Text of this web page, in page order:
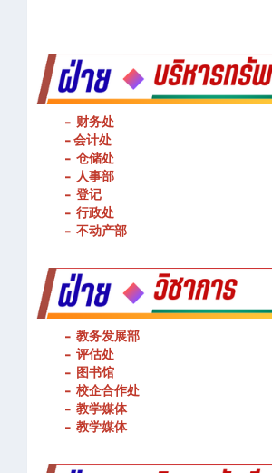
- 财务处
-会计处
- 仓储处
- 人事部
- 登记
- 行政处
- 不动产部
- 教务发展部
- 评估处
- 图书馆
- 校企合作处
- 教学媒体
- 教学媒体